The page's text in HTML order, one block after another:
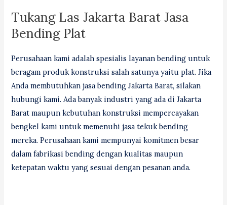
Tukang Las Jakarta Barat Jasa
Bending Plat
Perusahaan kami adalah spesialis layanan bending untuk
beragam produk konstruksi salah satunya yaitu plat. Jika
Anda membutuhkan jasa bending Jakarta Barat, silakan
hubungi kami. Ada banyak industri yang ada di Jakarta
Barat maupun kebutuhan konstruksi mempercayakan
bengkel kami untuk memenuhi jasa tekuk bending
mereka. Perusahaan kami mempunyai komitmen besar
dalam fabrikasi bending dengan kualitas maupun
ketepatan waktu yang sesuai dengan pesanan anda.